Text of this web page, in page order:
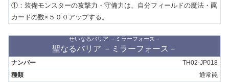
①：装備モンスターの攻撃力・守備力は、自分フィールドの魔法・罠
カードの数×５００アップする。
せいなるバリア －ミラーフォース－
聖なるバリア －ミラーフォース－
TH02-JP018
通常罠